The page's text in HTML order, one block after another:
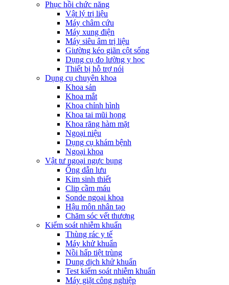
Phục hồi chức năng
Vật lý trị liệu
Máy châm cứu
Máy xung điện
Máy siêu âm trị liệu
Giường kéo giãn cột sống
Dụng cụ đo lường y học
Thiết bị hỗ trợ nói
Dụng cụ chuyên khoa
Khoa sản
Khoa mắt
Khoa chỉnh hình
Khoa tai mũi họng
Khoa răng hàm mặt
Ngoại niệu
Dụng cụ khám bệnh
Ngoại khoa
Vật tư ngoại ngực bụng
Ống dẫn lưu
Kim sinh thiết
Clip cầm máu
Sonde ngoại khoa
Hậu môn nhân tạo
Chăm sóc vết thương
Kiểm soát nhiễm khuẩn
Thùng rác y tế
Máy khử khuẩn
Nồi hấp tiệt trùng
Dung dịch khử khuẩn
Test kiểm soát nhiễm khuẩn
Máy giặt công nghiệp